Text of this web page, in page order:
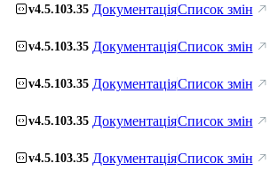
v4.5.103.35 ДокументаціяСписок змін
v4.5.103.35 ДокументаціяСписок змін
v4.5.103.35 ДокументаціяСписок змін
v4.5.103.35 ДокументаціяСписок змін
v4.5.103.35 ДокументаціяСписок змін